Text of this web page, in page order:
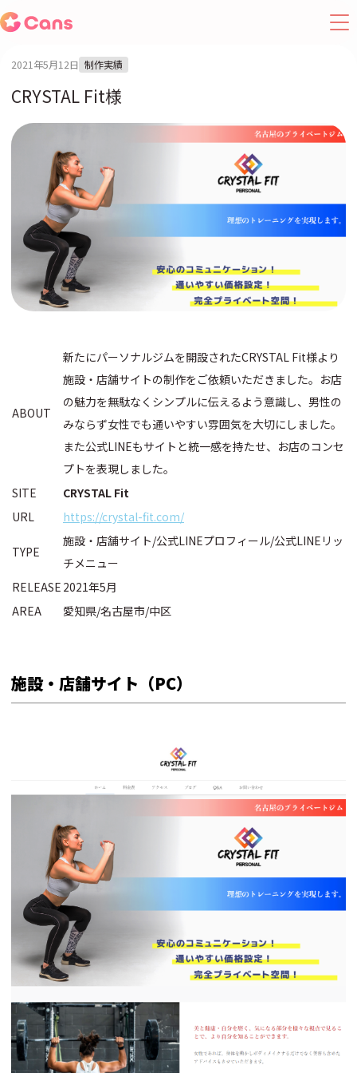
2021年5月12日 制作実績
CRYSTAL Fit様
ABOUT
新たにパーソナルジムを開設されたCRYSTAL Fit様より
施設・店舗サイトの制作をご依頼いただきました。お店
の魅力を無駄なくシンプルに伝えるよう意識し、男性の
みならず女性でも通いやすい雰囲気を大切にしました。
また公式LINEもサイトと統一感を持たせ、お店のコンセ
プトを表現しました。
SITE
CRYSTAL Fit
URL
https://crystal-fit.com/
TYPE
施設・店舗サイト/公式LINEプロフィール/公式LINEリッ
チメニュー
RELEASE 2021年5月
AREA
愛知県/名古屋市/中区
施設・店舗サイト（PC）